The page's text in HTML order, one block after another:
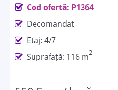
Cod ofertă: P1364
Decomandat
Etaj: 4/7
Suprafață: 116 m2